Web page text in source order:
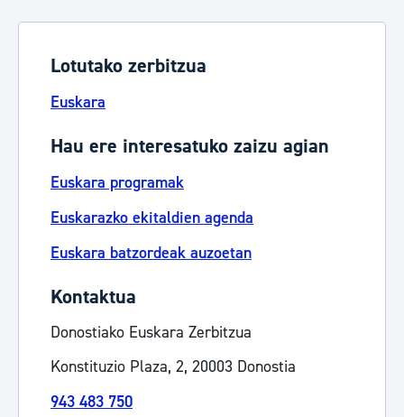
Lotutako zerbitzua
Euskara
Hau ere interesatuko zaizu agian
Euskara programak
Euskarazko ekitaldien agenda
Euskara batzordeak auzoetan
Kontaktua
Donostiako Euskara Zerbitzua
Konstituzio Plaza, 2, 20003 Donostia
943 483 750